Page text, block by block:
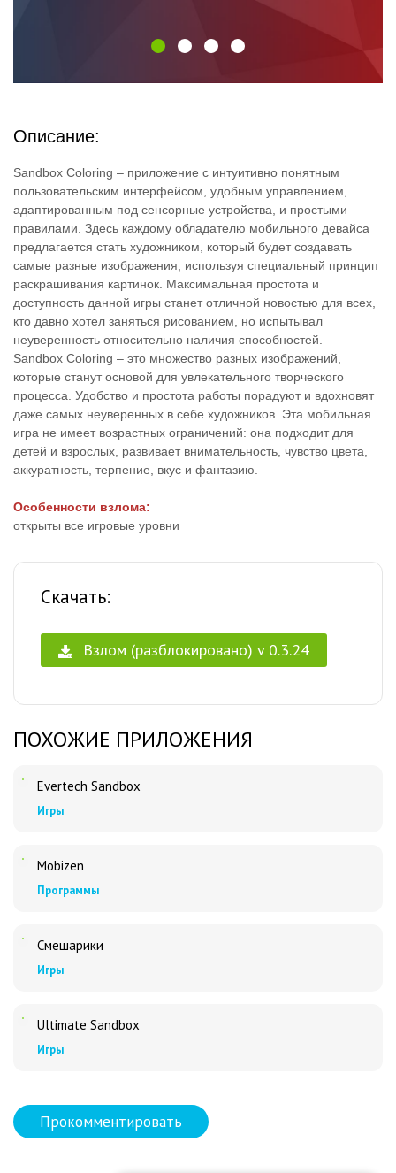
Описание:
Sandbox Coloring – приложение с интуитивно понятным
пользовательским интерфейсом, удобным управлением,
адаптированным под сенсорные устройства, и простыми
правилами. Здесь каждому обладателю мобильного девайса
предлагается стать художником, который будет создавать
самые разные изображения, используя специальный принцип
раскрашивания картинок. Максимальная простота и
доступность данной игры станет отличной новостью для всех,
кто давно хотел заняться рисованием, но испытывал
неуверенность относительно наличия способностей.
Sandbox Coloring – это множество разных изображений,
которые станут основой для увлекательного творческого
процесса. Удобство и простота работы порадуют и вдохновят
даже самых неуверенных в себе художников. Эта мобильная
игра не имеет возрастных ограничений: она подходит для
детей и взрослых, развивает внимательность, чувство цвета,
аккуратность, терпение, вкус и фантазию.
Особенности взлома:
открыты все игровые уровни
Скачать:
Взлом (разблокировано) v 0.3.24
ПОХОЖИЕ ПРИЛОЖЕНИЯ
Evertech Sandbox
Игры
Mobizen
Программы
Смешарики
Игры
Ultimate Sandbox
Игры
Прокомментировать